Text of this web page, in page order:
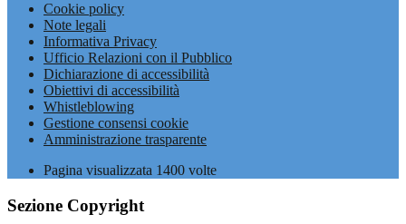
Cookie policy
Note legali
Informativa Privacy
Ufficio Relazioni con il Pubblico
Dichiarazione di accessibilità
Obiettivi di accessibilità
Whistleblowing
Gestione consensi cookie
Amministrazione trasparente
Pagina visualizzata 1400 volte
Sezione Copyright